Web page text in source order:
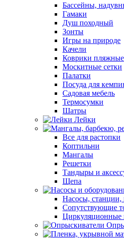
Бассейны,
Гамаки
Душ походный
Зонты
Игры на природе
Качели
Коврики пляжные
Москитные сетки
Палатки
Посуда для
Садовая мебель
Термосумки
Шатры
Лейки
Все для растопки
Коптильни
Мангалы
Решетки
Тандыры и
Щепа
Насосы, станции,
Сопутствующие
Циркуляционные